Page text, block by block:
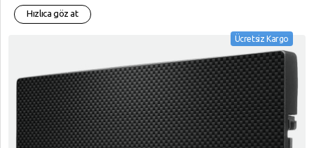
Hızlıca göz at
Ücretsiz Kargo